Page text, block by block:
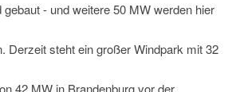
gebaut - und weitere 50 MW werden hier
Derzeit steht ein großer Windpark mit 32